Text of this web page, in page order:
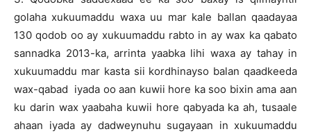
golaha xukuumaddu waxa uu mar kale ballan qaadayaa
130 qodob oo ay xukuumaddu rabto in ay wax ka qabato
sannadka 2013-ka, arrinta yaabka lihi waxa ay tahay in
xukuumaddu mar kasta sii kordhinayso balan qaadkeeda
wax-qabad iyada oo aan kuwii hore ka soo bixin ama aan
ku darin wax yaabaha kuwii hore qabyada ka ah, tusaale
ahaan iyada ay dadweynuhu sugayaan in xukuumaddu